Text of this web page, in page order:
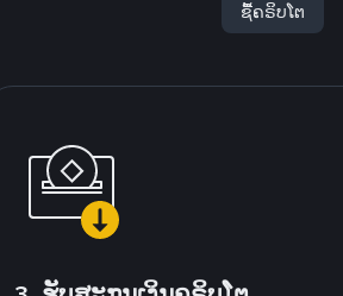
ຊື້ຄຣິບໂຕ